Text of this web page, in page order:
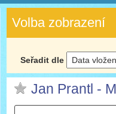
Volba zobrazení
Seřadit dle
Jan Prantl -